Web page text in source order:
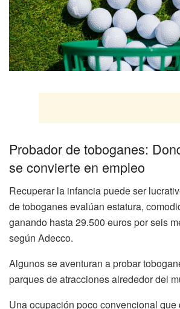
Probador de toboganes:
se convierte en empleo
Recuperar la infancia puede ser
de toboganes evalúan estatura,
ganando hasta 29.500 euros por seis
según Adecco.
Algunos se aventuran a probar
parques de atracciones alrededor del
Una ocupación poco convencional que